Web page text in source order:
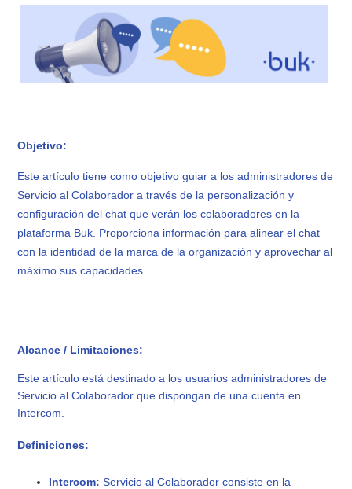
Objetivo:
Este artículo tiene como objetivo guiar a los administradores de
Servicio al Colaborador a través de la personalización y
configuración del chat que verán los colaboradores en la
plataforma Buk. Proporciona información para alinear el chat
con la identidad de la marca de la organización y aprovechar al
máximo sus capacidades.
Alcance / Limitaciones:
Este artículo está destinado a los usuarios administradores de
Servicio al Colaborador que dispongan de una cuenta en
Intercom.
Definiciones:
Intercom: Servicio al Colaborador consiste en la